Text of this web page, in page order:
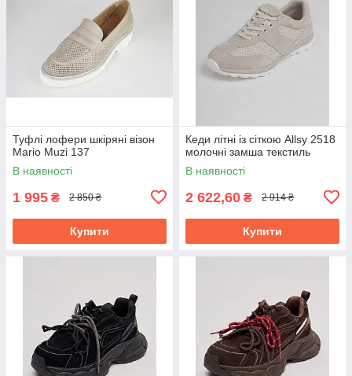
Туфлі лофери шкіряні візон
Mario Muzi 137
В наявності
1 995 ₴ 2 850 ₴
Купити
Кеди літні із сіткою Allsy 2518
молочні замша текстиль
В наявності
2 622,60 ₴ 2 914 ₴
Купити